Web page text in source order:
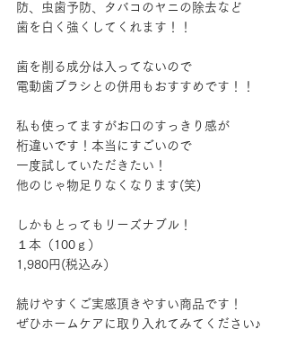
防、虫歯予防、タバコのヤニの除去など
歯を白く強くしてくれます！！
歯を削る成分は入ってないので
電動歯ブラシとの併用もおすすめです！！
私も使ってますがお口のすっきり感が
桁違いです！本当にすごいので
一度試していただきたい！
他のじゃ物足りなくなります(笑)
しかもとってもリーズナブル！
１本（100ｇ）
1,980円(税込み）
続けやすくご実感頂きやすい商品です！
ぜひホームケアに取り入れてみてください♪